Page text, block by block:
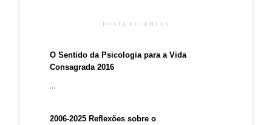
POSTS RECENTES
O Sentido da Psicologia para a Vida
Consagrada 2016
...
2006-2025 Reflexões sobre o